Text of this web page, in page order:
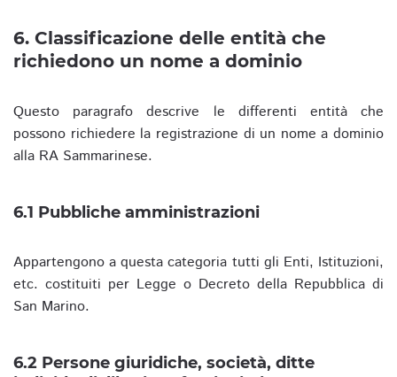
6. Classificazione delle entità che
richiedono un nome a dominio
Questo paragrafo descrive le differenti entità che
possono richiedere la registrazione di un nome a dominio
alla RA Sammarinese.
6.1 Pubbliche amministrazioni
Appartengono a questa categoria tutti gli Enti, Istituzioni,
etc. costituiti per Legge o Decreto della Repubblica di
San Marino.
6.2 Persone giuridiche, società, ditte